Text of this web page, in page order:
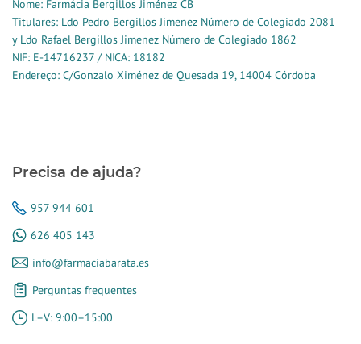
Nome: Farmácia Bergillos Jiménez CB
Titulares: Ldo Pedro Bergillos Jimenez Número de Colegiado 2081
y Ldo Rafael Bergillos Jimenez Número de Colegiado 1862
NIF: E-14716237 / NICA: 18182
Endereço: C/Gonzalo Ximénez de Quesada 19, 14004 Córdoba
Precisa de ajuda?
957 944 601
626 405 143
info@farmaciabarata.es
Perguntas frequentes
L–V: 9:00–15:00